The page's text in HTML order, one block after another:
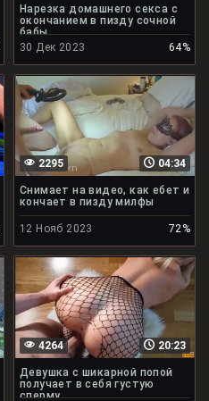
Нарезка домашнего секса с
окончанием в пизду сочной
бабы
30 Дек 2023
64%
04:34
2295
Снимает на видео, как ебет и
кончает в пизду милфы
12 Нояб 2023 72%
20:23
4264
Девушка с шикарной попой
получает в себя густую
сперму